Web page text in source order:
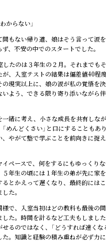
からない」
もない帰り道、娘はそう言って涙
、不安の中でのスタートでした。
たのは３年生の２月。それまでも
が、入室テストの結果は偏差値40程
の現実以上に、娘の涙が私の覚悟を
いよう、できる限り寄り添いながら
緒に考え、小さな成長を共有しな
めんどくさい」と口にすることもあ
、やがて塾で学ぶことを前向きに捉
ペースで、何をするにもゆっくり
５年生の頃には１年生の弟が先に家
るとかえって遅くなり、最終的には
た。
で、入室当初はどの教科も最後の
した。時間を計るなど工夫もしまし
せるのではなく、「どうすれば速くな
た。知識と経験の積み重ねが必ず力